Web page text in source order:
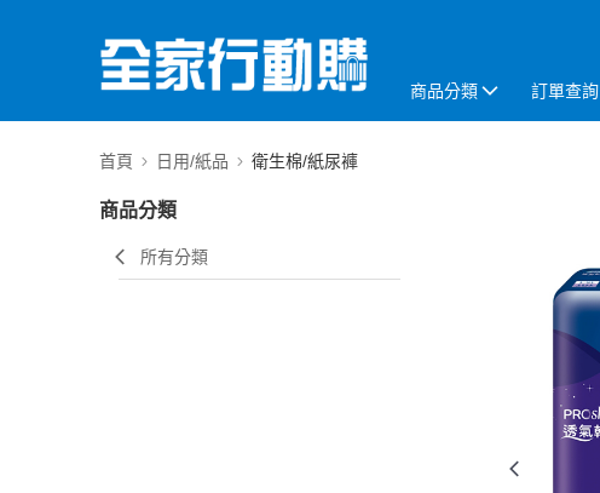
商品分類 訂單查詢
首頁 日用/紙品 衛生棉/紙尿褲
商品分類
所有分類